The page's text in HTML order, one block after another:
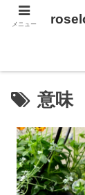
意味
メニュー